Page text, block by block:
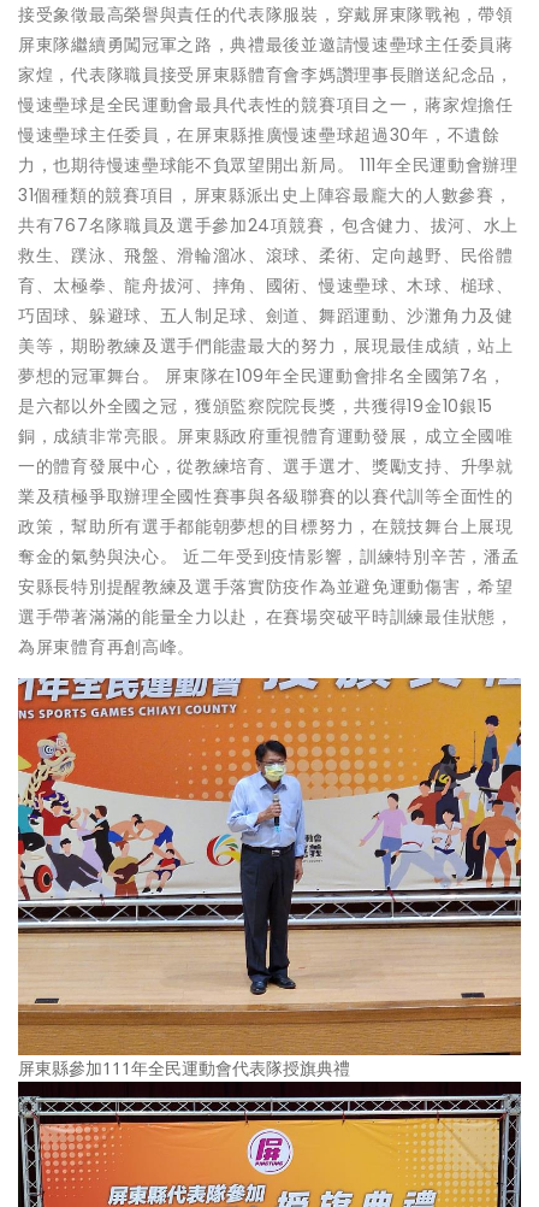
接受象徵最高榮譽與責任的代表隊服裝，穿戴屏東隊戰袍，帶領
屏東隊繼續勇闖冠軍之路，典禮最後並邀請慢速壘球主任委員蔣
家煌，代表隊職員接受屏東縣體育會李媽讚理事長贈送紀念品，
慢速壘球是全民運動會最具代表性的競賽項目之一，蔣家煌擔任
慢速壘球主任委員，在屏東縣推廣慢速壘球超過30年，不遺餘
力，也期待慢速壘球能不負眾望開出新局。 111年全民運動會辦理
31個種類的競賽項目，屏東縣派出史上陣容最龐大的人數參賽，
共有767名隊職員及選手參加24項競賽，包含健力、拔河、水上
救生、蹼泳、飛盤、滑輪溜冰、滾球、柔術、定向越野、民俗體
育、太極拳、龍舟拔河、摔角、國術、慢速壘球、木球、槌球、
巧固球、躲避球、五人制足球、劍道、舞蹈運動、沙灘角力及健
美等，期盼教練及選手們能盡最大的努力，展現最佳成績，站上
夢想的冠軍舞台。 屏東隊在109年全民運動會排名全國第7名，
是六都以外全國之冠，獲頒監察院院長獎，共獲得19金10銀15
銅，成績非常亮眼。屏東縣政府重視體育運動發展，成立全國唯
一的體育發展中心，從教練培育、選手選才、獎勵支持、升學就
業及積極爭取辦理全國性賽事與各級聯賽的以賽代訓等全面性的
政策，幫助所有選手都能朝夢想的目標努力，在競技舞台上展現
奪金的氣勢與決心。 近二年受到疫情影響，訓練特別辛苦，潘孟
安縣長特別提醒教練及選手落實防疫作為並避免運動傷害，希望
選手帶著滿滿的能量全力以赴，在賽場突破平時訓練最佳狀態，
為屏東體育再創高峰。
屏東縣參加111年全民運動會代表隊授旗典禮